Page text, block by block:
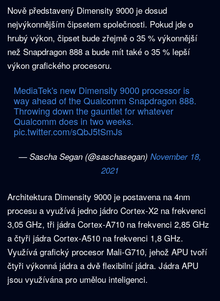
Nově představený Dimensity 9000 je dosud
nejvýkonnějším čipsetem společnosti. Pokud jde o
hrubý výkon, čipset bude zřejmě o 35 % výkonnější
než Snapdragon 888 a bude mít také o 35 % lepší
výkon grafického procesoru.
MediaTek's new Dimensity 9000 processor is
way ahead of the Qualcomm Snapdragon 888.
Throwing down the gauntlet for whatever
Qualcomm does in two weeks.
pic.twitter.com/sQbJ5tSmJs
— Sascha Segan (@saschasegan) November 18,
2021
Architektura Dimensity 9000 je postavena na 4nm
procesu a využívá jedno jádro Cortex-X2 na frekvenci
3,05 GHz, tři jádra Cortex-A710 na frekvenci 2,85 GHz
a čtyři jádra Cortex-A510 na frekvenci 1,8 GHz.
Využívá grafický procesor Mali-G710, jehož APU tvoří
čtyři výkonná jádra a dvě flexibilní jádra. Jádra APU
jsou využívána pro umělou inteligenci.